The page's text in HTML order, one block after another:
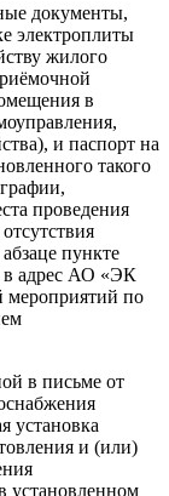
документы,
электроплиты
жилого
в
и паспорт на
такого
проведения
пункте
в адрес АО «ЭК
мероприятий по
в письме от
установка
и (или)
установленном